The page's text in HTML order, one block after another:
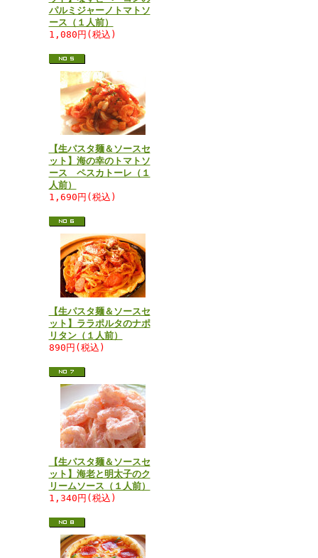
パルミジャーノトマトソ
ース（１人前）
1,080円(税込)
【生パスタ麺＆ソースセ
ット】海の幸のトマトソ
ース ペスカトーレ（１
人前）
1,690円(税込)
【生パスタ麺＆ソースセ
ット】ララポルタのナポ
リタン（１人前）
890円(税込)
【生パスタ麺＆ソースセ
ット】海老と明太子のク
リームソース（１人前）
1,340円(税込)